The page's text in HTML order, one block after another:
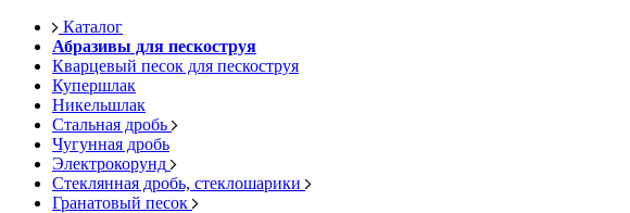
Каталог
Абразивы для пескоструя
Кварцевый песок для пескоструя
Купершлак
Никельшлак
Стальная дробь
Чугунная дробь
Электрокорунд
Стеклянная дробь, стеклошарики
Гранатовый песок